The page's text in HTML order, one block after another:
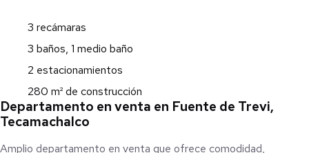
3 recámaras
3 baños, 1 medio baño
2 estacionamientos
280 m² de construcción
Departamento en venta en Fuente de Trevi,
Tecamachalco
Amplio departamento en venta que ofrece comodidad,